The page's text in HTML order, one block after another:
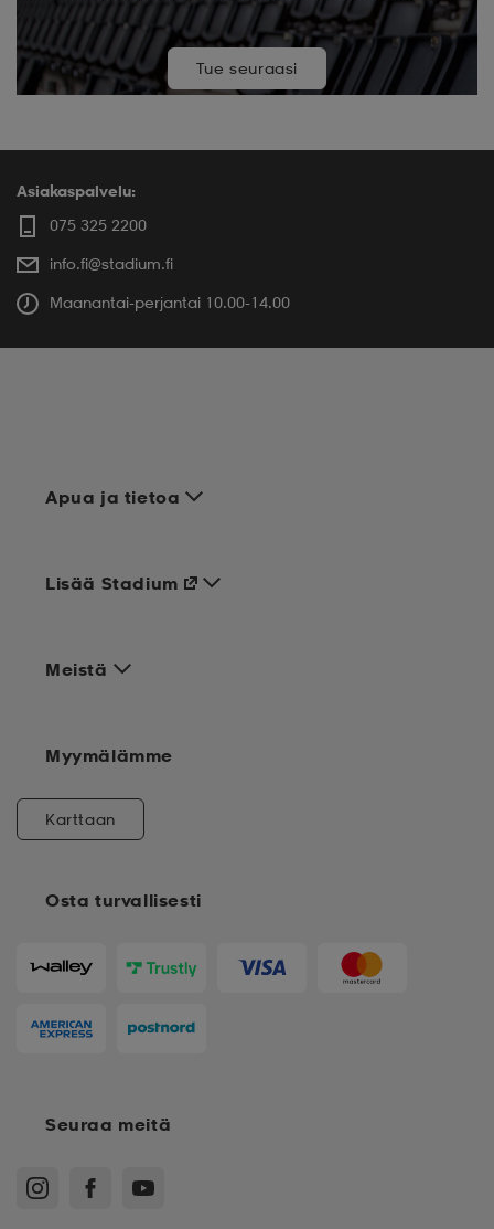
Tue seuraasi
Asiakaspalvelu:
075 325 2200
info.fi@stadium.fi
Maanantai-perjantai 10.00-14.00
Apua ja tietoa
Meistä
Osta turvallisesti
Lisää Stadium
Myymälämme
Karttaan
Seuraa meitä